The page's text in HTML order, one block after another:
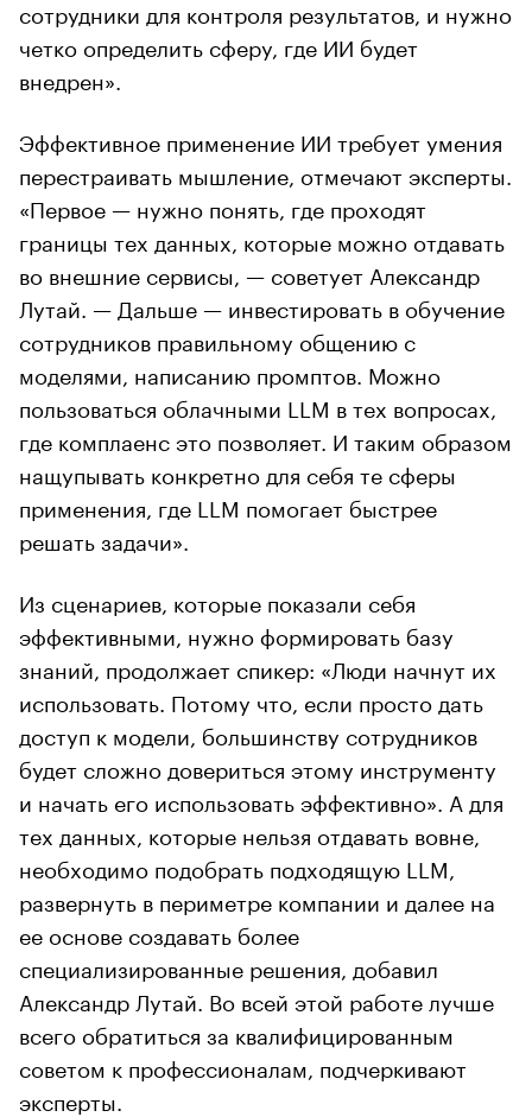
сотрудники для контроля результатов, и нужно
четко определить сферу, где ИИ будет
внедрен».
Эффективное применение ИИ требует умения
перестраивать мышление, отмечают эксперты.
«Первое — нужно понять, где проходят
границы тех данных, которые можно отдавать
во внешние сервисы, — советует Александр
Лутай. — Дальше — инвестировать в обучение
сотрудников правильному общению с
моделями, написанию промптов. Можно
пользоваться облачными LLM в тех вопросах,
где комплаенс это позволяет. И таким образом
нащупывать конкретно для себя те сферы
применения, где LLM помогает быстрее
решать задачи».
Из сценариев, которые показали себя
эффективными, нужно формировать базу
знаний, продолжает спикер: «Люди начнут их
использовать. Потому что, если просто дать
доступ к модели, большинству сотрудников
будет сложно довериться этому инструменту
и начать его использовать эффективно». А для
тех данных, которые нельзя отдавать вовне,
необходимо подобрать подходящую LLM,
развернуть в периметре компании и далее на
ее основе создавать более
специализированные решения, добавил
Александр Лутай. Во всей этой работе лучше
всего обратиться за квалифицированным
советом к профессионалам, подчеркивают
эксперты.